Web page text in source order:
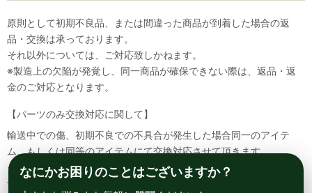
原則として初期不良品、または間違った商品が到着した場合の返
品・交換は承っております。
それ以外については、ご対応致しかねます。
※製造上の欠陥が発覚し、同一商品が確保できない際は、返品・返
金のご対応となります。
【パーツのみ交換対応に関して】
輸送中での傷、初期不良での不具合が発生した場合同一のアイテ
ム、もしくは同等のアイテムにて交換対応させて頂きます。
その場合該当部品を着払いにて返送して頂く必要が御座いますので
予めご了承ください。
なにかお困りのことはございますか？